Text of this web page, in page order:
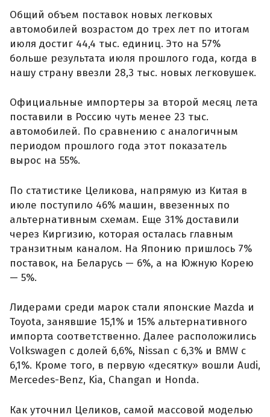
Общий объем поставок новых легковых
автомобилей возрастом до трех лет по итогам
июля достиг 44,4 тыс. единиц. Это на 57%
больше результата июля прошлого года, когда в
нашу страну ввезли 28,3 тыс. новых легковушек.
Официальные импортеры за второй месяц лета
поставили в Россию чуть менее 23 тыс.
автомобилей. По сравнению с аналогичным
периодом прошлого года этот показатель
вырос на 55%.
По статистике Целикова, напрямую из Китая в
июле поступило 46% машин, ввезенных по
альтернативным схемам. Еще 31% доставили
через Киргизию, которая осталась главным
транзитным каналом. На Японию пришлось 7%
поставок, на Беларусь — 6%, а на Южную Корею
— 5%.
Лидерами среди марок стали японские Mazda и
Toyota, занявшие 15,1% и 15% альтернативного
импорта соответственно. Далее расположились
Volkswagen с долей 6,6%, Nissan с 6,3% и BMW с
6,1%. Кроме того, в первую «десятку» вошли Audi,
Mercedes-Benz, Kia, Changan и Honda.
Как уточнил Целиков, самой массовой моделью